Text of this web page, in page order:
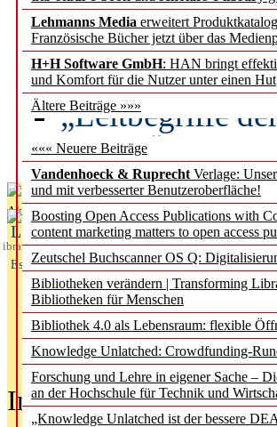
Lehmanns Media erweitert
Französische Bücher jetzt über das
H+H Software GmbH: HAN bringt
und Komfort für die Nutzer unter einen Hut
Ältere Beiträge »»»
««« Neuere Beiträge
Vandenhoeck & Ruprecht Verlage:
und mit verbesserter Benutzeroberfläche!
Boosting Open Access Publications with
content marketing matters to open access
Zeutschel Buchscanner OS Q:
Bibliotheken verändern | Transforming
Bibliotheken für Menschen
Bibliothek 4.0 als Lebensraum: flexible
Knowledge Unlatched: Crowdfunding-
Forschung und Lehre in eigener Sache –
an der Hochschule für Technik und
„Knowledge Unlatched ist der bessere
Künstliche
besser zu
„Leitbegriffe
des BIÖG
Aktuelles aus
L
ibrary
Essentials
In der Ausgabe06/